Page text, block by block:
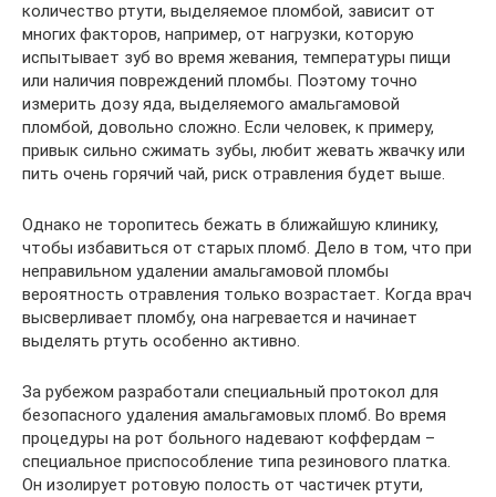
количество ртути, выделяемое пломбой, зависит от
многих факторов, например, от нагрузки, которую
испытывает зуб во время жевания, температуры пищи
или наличия повреждений пломбы. Поэтому точно
измерить дозу яда, выделяемого амальгамовой
пломбой, довольно сложно. Если человек, к примеру,
привык сильно сжимать зубы, любит жевать жвачку или
пить очень горячий чай, риск отравления будет выше.
Однако не торопитесь бежать в ближайшую клинику,
чтобы избавиться от старых пломб. Дело в том, что при
неправильном удалении амальгамовой пломбы
вероятность отравления только возрастает. Когда врач
высверливает пломбу, она нагревается и начинает
выделять ртуть особенно активно.
За рубежом разработали специальный протокол для
безопасного удаления амальгамовых пломб. Во время
процедуры на рот больного надевают коффердам –
специальное приспособление типа резинового платка.
Он изолирует ротовую полость от частичек ртути,